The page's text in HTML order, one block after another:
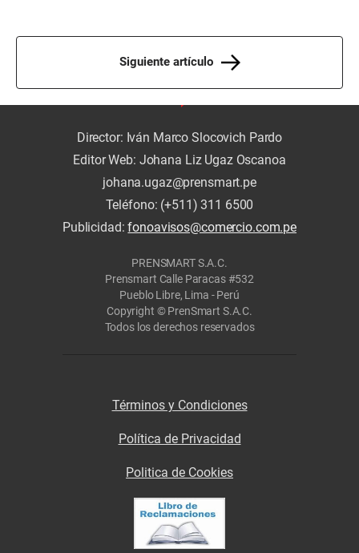
Siguiente artículo
Director: Iván Marco Slocovich Pardo
Editor Web: Johana Liz Ugaz Oscanoa
johana.ugaz@prensmart.pe
Teléfono: (+511) 311 6500
Publicidad:fonoavisos@comercio.com.pe
PRENSMART S.A.C.
Prensmart Calle Paracas #532
Pueblo Libre, Lima - Perú
Copyright © PrenSmart S.A.C.
Todos los derechos reservados
Términos y Condiciones
Política de Privacidad
Politica de Cookies